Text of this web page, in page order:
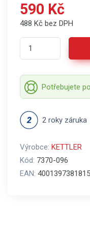
590 Kč
488 Kč bez DPH
Potřebujete
2 roky záruka
Výrobce: KETTLER
Kód: 7370-096
EAN: 4001397381815